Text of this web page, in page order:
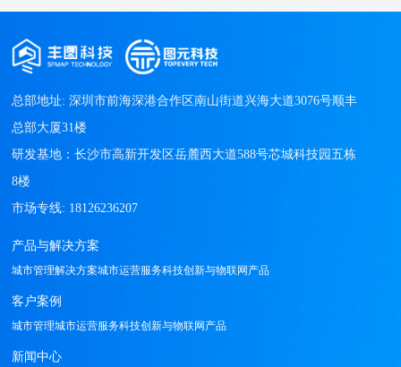
总部地址: 深圳市前海深港合作区南山街道兴海大道3076号顺丰
总部大厦31楼
研发基地：长沙市高新开发区岳麓西大道588号芯城科技园五栋
8楼
产品与解决方案
城市管理解决方案城市运营服务科技创新与物联网产品
客户案例
城市管理城市运营服务科技创新与物联网产品
新闻中心